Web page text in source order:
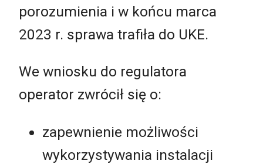
porozumienia i w końcu marca
2023 r. sprawa trafiła do UKE.
We wniosku do regulatora
operator zwrócił się o:
zapewnienie możliwości
wykorzystywania instalacji